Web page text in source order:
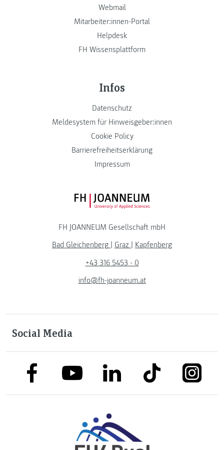
Webmail
Mitarbeiter:innen-Portal
Helpdesk
FH Wissensplattform
Infos
Datenschutz
Meldesystem für Hinweisgeber:innen
Cookie Policy
Barrierefreiheitserklärung
Impressum
FH JOANNEUM Logo
FH JOANNEUM Gesellschaft mbH
Bad Gleichenberg
Graz
Kapfenberg
+43 316 5453 - 0
info@fh-joanneum.at
Social Media
link to facebooklink to youtubelink to linkedinlink to tiktok